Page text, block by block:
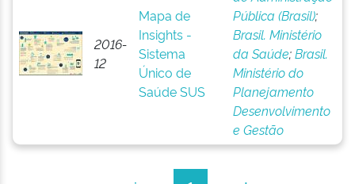
2016-
12
Mapa de
Insights -
Sistema
Único de
Saúde SUS
Pública (Brasil);
Brasil. Ministério
da Saúde;Brasil.
Ministério do
Planejamento
Desenvolvimento
e Gestão